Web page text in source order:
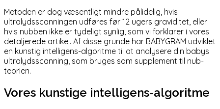
Metoden er dog væsentligt mindre pålidelig, hvis
ultralydsscanningen udføres før 12 ugers graviditet, eller
hvis nubben ikke er tydeligt synlig, som vi forklarer i vores
detaljerede artikel. Af disse grunde har BABYGRAM udviklet
en kunstig intelligens-algoritme til at analysere din babys
ultralydsscanning, som bruges som supplement til nub-
teorien.
Vores kunstige intelligens-algoritme